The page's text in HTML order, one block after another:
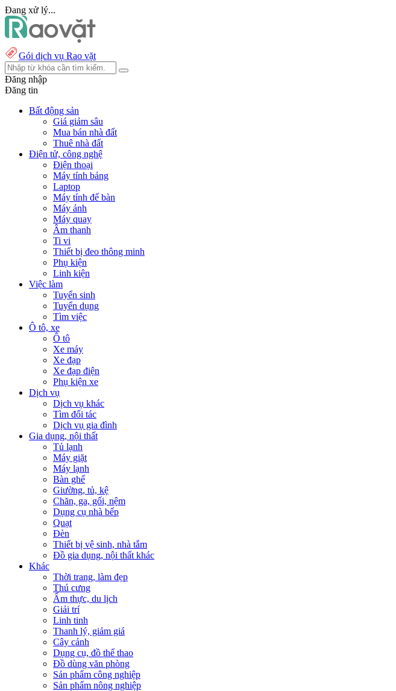
Đang xử lý...
Gói dịch vụ Rao vặt
Đăng nhập
Đăng tin
Bất động sản
Giá giảm sâu
Mua bán nhà đất
Thuê nhà đất
Điện tử, công nghệ
Điện thoại
Máy tính bảng
Laptop
Máy tính để bàn
Máy ảnh
Máy quay
Âm thanh
Ti vi
Thiết bị đeo thông minh
Phụ kiện
Linh kiện
Việc làm
Tuyển sinh
Tuyển dụng
Tìm việc
Ô tô, xe
Ô tô
Xe máy
Xe đạp
Xe đạp điện
Phụ kiện xe
Dịch vụ
Dịch vụ khác
Tìm đối tác
Dịch vụ gia đình
Gia dụng, nội thất
Tủ lạnh
Máy giặt
Máy lạnh
Bàn ghế
Giường, tủ, kệ
Chăn, ga, gối, nệm
Dụng cụ nhà bếp
Quạt
Đèn
Thiết bị vệ sinh, nhà tắm
Đồ gia dụng, nội thất khác
Khác
Thời trang, làm đẹp
Thú cưng
Ẩm thực, du lịch
Giải trí
Linh tinh
Thanh lý, giảm giá
Cây cảnh
Dụng cụ, đồ thể thao
Đồ dùng văn phòng
Sản phẩm công nghiệp
Sản phẩm nông nghiệp